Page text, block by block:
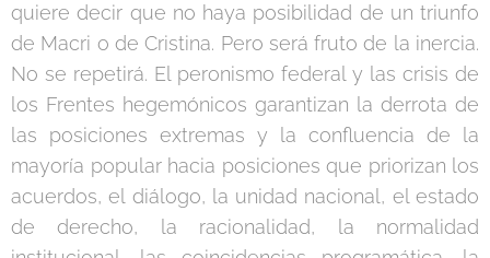
quiere decir que no haya posibilidad de un triunfo
de Macri o de Cristina. Pero será fruto de la inercia.
No se repetirá. El peronismo federal y las crisis de
los Frentes hegemónicos garantizan la derrota de
las posiciones extremas y la confluencia de la
mayoría popular hacia posiciones que priorizan los
acuerdos, el diálogo, la unidad nacional, el estado
de derecho, la racionalidad, la normalidad